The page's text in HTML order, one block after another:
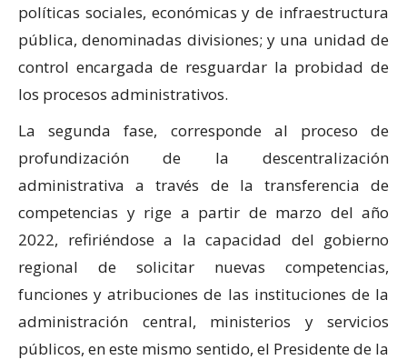
políticas sociales, económicas y de infraestructura
pública, denominadas divisiones; y una unidad de
control encargada de resguardar la probidad de
los procesos administrativos.
La segunda fase, corresponde al proceso de
profundización de la descentralización
administrativa a través de la transferencia de
competencias y rige a partir de marzo del año
2022, refiriéndose a la capacidad del gobierno
regional de solicitar nuevas competencias,
funciones y atribuciones de las instituciones de la
administración central, ministerios y servicios
públicos, en este mismo sentido, el Presidente de la